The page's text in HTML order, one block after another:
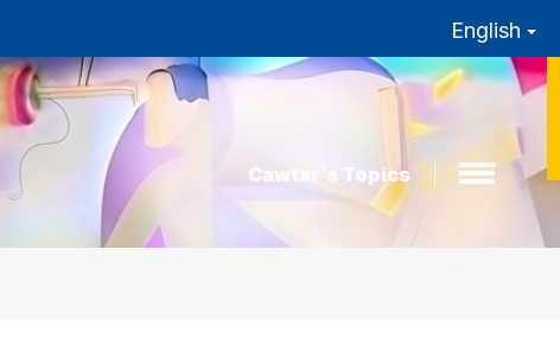
English
Cawtar’s Topics